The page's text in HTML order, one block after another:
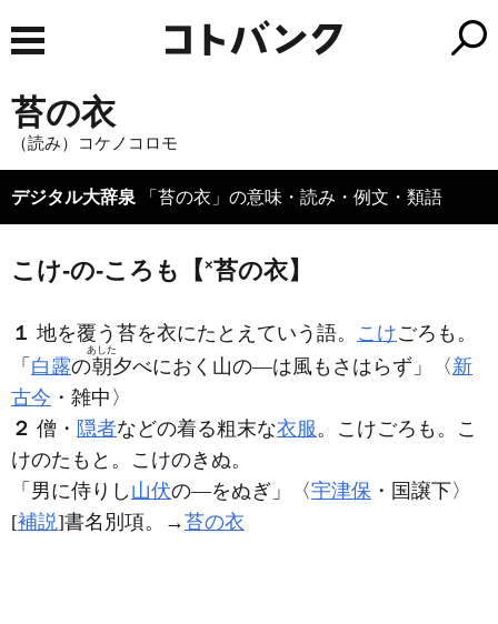
苔の衣
（読み）コケノコロモ
デジタル大辞泉 「苔の衣」の意味・読み・例文・類語
こけ‐の‐ころも【 ×苔の衣】
１ 地を覆う苔を衣にたとえていう語。 こけごろも。
「 白露の朝
あした
夕べにおく山の―は風もさはらず」〈 新
古今 ・雑中〉
２ 僧・ 隠者などの着る粗末な衣服。こけごろも。こ
けのたもと。こけのきぬ。
「男に侍りし 山伏の―をぬぎ」〈宇津保 ・国譲下〉
[補説]書名別項。→苔の衣